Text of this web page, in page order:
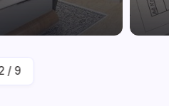
Жилищному Праву
/ 9